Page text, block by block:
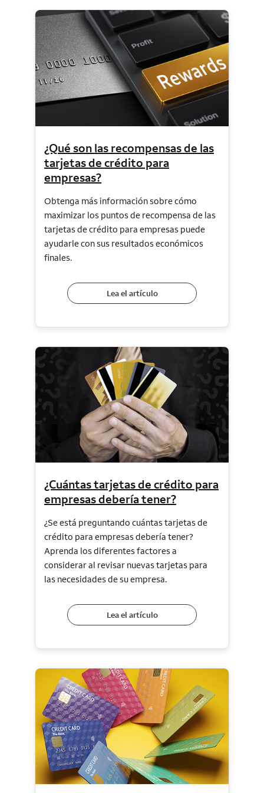
¿Qué son las recompensas de las
tarjetas de crédito para
empresas?
Obtenga más información sobre cómo
maximizar los puntos de recompensa de las
tarjetas de crédito para empresas puede
ayudarle con sus resultados económicos
finales.
Lea el artículo
¿Cuántas tarjetas de crédito para
empresas debería tener?
¿Se está preguntando cuántas tarjetas de
crédito para empresas debería tener?
Aprenda los diferentes factores a
considerar al revisar nuevas tarjetas para
las necesidades de su empresa.
Lea el artículo